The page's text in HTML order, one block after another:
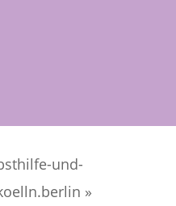
und-
»